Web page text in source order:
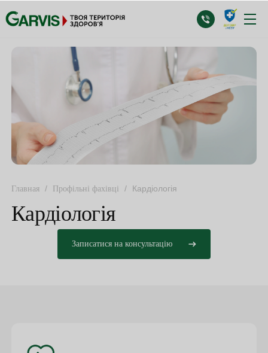
Главная / Профільні фахівці / Кардіологія
Кардіологія
Записатися на консультацію